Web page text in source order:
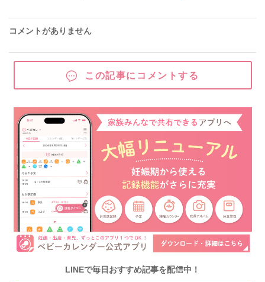
コメントがありません
この記事にコメントする
LINEで毎日おすすめ記事を配信中！